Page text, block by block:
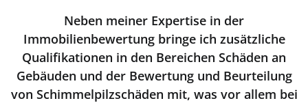
Neben meiner Expertise in der
Immobilienbewertung bringe ich zusätzliche
Qualifikationen in den Bereichen Schäden an
Gebäuden und der Bewertung und Beurteilung
von Schimmelpilzschäden mit, was vor allem bei